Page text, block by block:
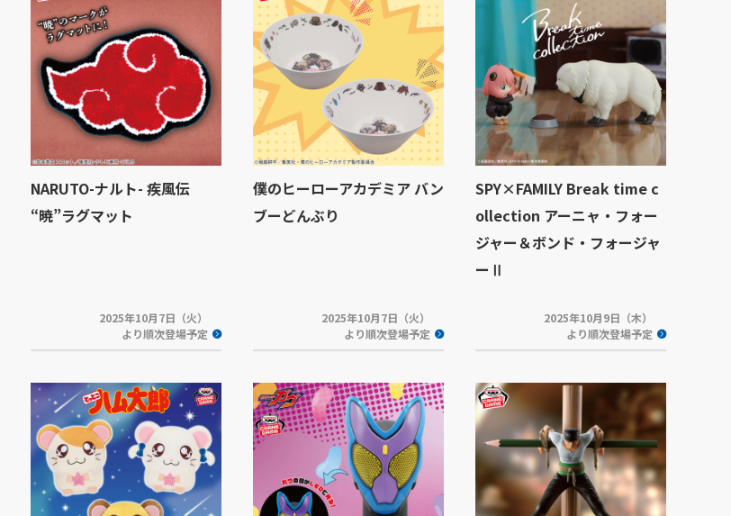
NARUTO-ナルト- 疾風伝
“暁”ラグマット
2025年10月7日（火）
より順次登場予定
僕のヒーローアカデミア バン
ブーどんぶり
2025年10月7日（火）
より順次登場予定
SPY×FAMILY Break time c
ollection アーニャ・フォー
ジャー＆ボンド・フォージャ
ーⅡ
2025年10月9日（木）
より順次登場予定